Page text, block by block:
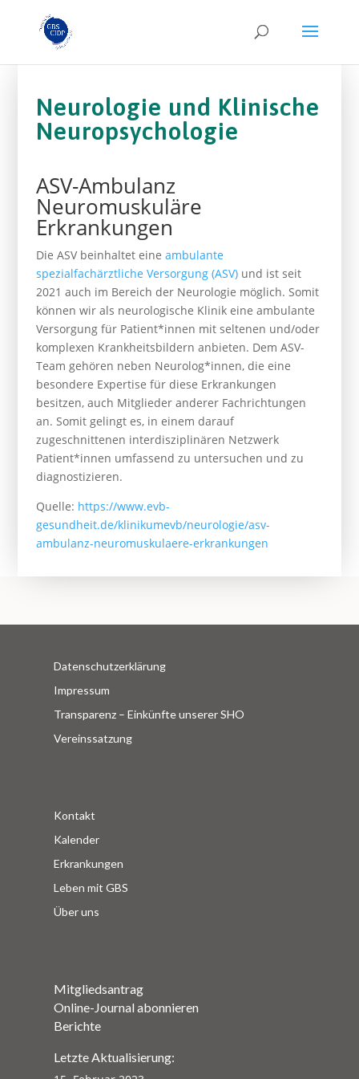
Neurologie und Klinische
Neuropsychologie
ASV-Ambulanz
Neuromuskuläre
Erkrankungen
Die ASV beinhaltet eine ambulante
spezialfachärztliche Versorgung (ASV)und ist seit
2021 auch im Bereich der Neurologie möglich. Somit
können wir als neurologische Klinik eine ambulante
Versorgung für Patient*innen mit seltenen und/oder
komplexen Krankheitsbildern anbieten. Dem ASV-
Team gehören neben Neurolog*innen, die eine
besondere Expertise für diese Erkrankungen
besitzen, auch Mitglieder anderer Fachrichtungen
an. Somit gelingt es, in einem darauf
zugeschnittenen interdisziplinären Netzwerk
Patient*innen umfassend zu untersuchen und zu
diagnostizieren.
Quelle: https://www.evb-
gesundheit.de/klinikumevb/neurologie/asv-
ambulanz-neuromuskulaere-erkrankungen
Datenschutzerklärung
Impressum
Transparenz – Einkünfte unserer SHO
Vereinssatzung
Kontakt
Kalender
Erkrankungen
Leben mit GBS
Über uns
Mitgliedsantrag
Online-Journal abonnieren
Berichte
Letzte Aktualisierung: